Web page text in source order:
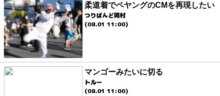
柔道着でペヤングのCMを再現したい
つりばんど岡村
(08.01 11:00)
マンゴーみたいに切る
トルー
(08.01 11:00)